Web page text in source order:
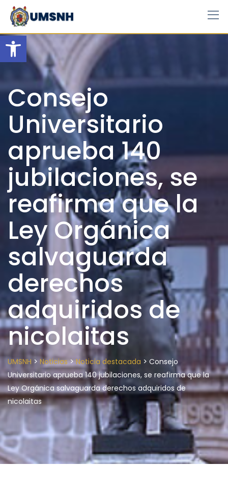
Open toolbar
Skip
content
Consejo
Universitario
aprueba 140
jubilaciones, se
reafirma que la
Ley Orgánica
salvaguarda
derechos
adquiridos de
nicolaitas
UMSNH > Noticias>Noticia destacada > Consejo
Universitario aprueba 140 jubilaciones, se reafirma que la
Ley Orgánica salvaguarda derechos adquiridos de
nicolaitas